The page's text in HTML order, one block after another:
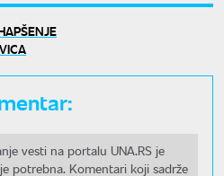
vesti na portalu UNA.RS je
potrebna. Komentari koji sadrže